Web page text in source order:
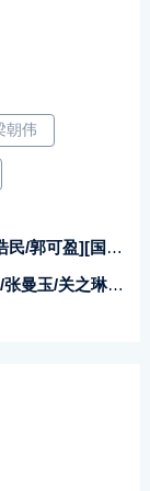
朝伟
码/MKV][50集全/每集约850M]
][2K超清修复][MKV/2.1G]